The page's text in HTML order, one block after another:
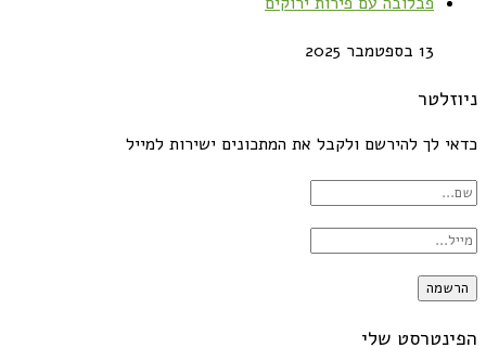
13 בספטמבר 2025
ניוזלטר
כדאי לך להירשם ולקבל את המתכונים ישירות למייל
הפינטרסט שלי